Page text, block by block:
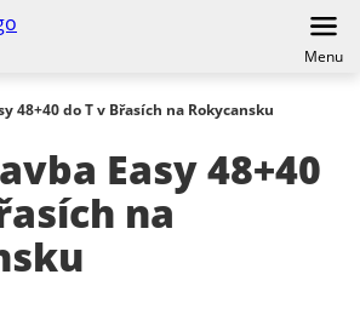
Menu
48+40 do T v Břasích na Rokycansku
Easy 48+40
na